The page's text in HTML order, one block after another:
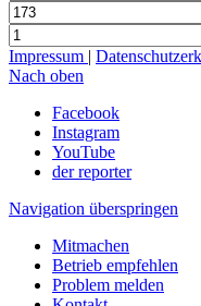
Impressum |
Nach oben
Facebook
Instagram
YouTube
der reporter
Navigation überspringen
Mitmachen
Betrieb empfehlen
Problem melden